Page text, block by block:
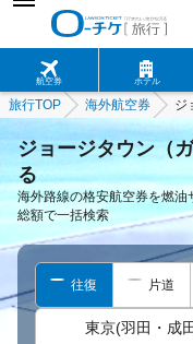
航空券 ホテル
旅行TOP 海外航空券 ジ
ジョージタウン（
る
海外路線の格安航空券を燃
総額で一括検索
往復 片道
東京(羽田・成